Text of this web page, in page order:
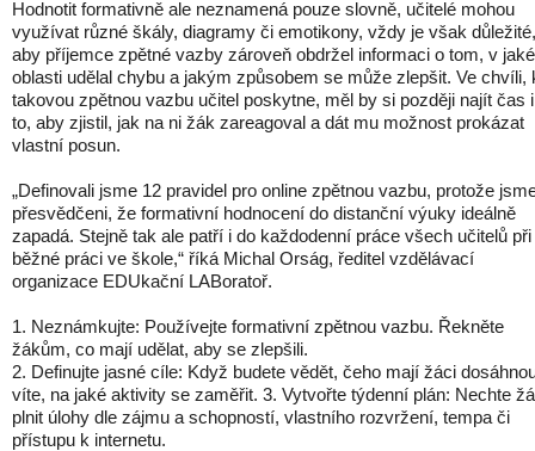
Hodnotit formativně ale neznamená pouze slovně, učitelé mohou
využívat různé škály, diagramy či emotikony, vždy je však důležité,
aby příjemce zpětné vazby zároveň obdržel informaci o tom, v jaké
oblasti udělal chybu a jakým způsobem se může zlepšit. Ve chvíli,
takovou zpětnou vazbu učitel poskytne, měl by si později najít čas
to, aby zjistil, jak na ni žák zareagoval a dát mu možnost prokázat
vlastní posun.
„Definovali jsme 12 pravidel pro online zpětnou vazbu, protože
přesvědčeni, že formativní hodnocení do distanční výuky ideálně
zapadá. Stejně tak ale patří i do každodenní práce všech učitelů při
běžné práci ve škole,“ říká Michal Orság, ředitel vzdělávací
organizace EDUkační LABoratoř.
1. Neznámkujte: Používejte formativní zpětnou vazbu. Řekněte
žákům, co mají udělat, aby se zlepšili.
2. Definujte jasné cíle: Když budete vědět, čeho mají žáci
víte, na jaké aktivity se zaměřit. 3. Vytvořte týdenní plán: Nechte
plnit úlohy dle zájmu a schopností, vlastního rozvržení, tempa či
přístupu k internetu.